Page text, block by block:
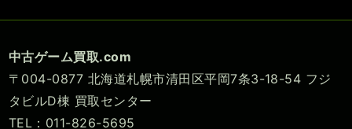
中古ゲーム買取.com
〒004-0877 北海道札幌市清田区平岡7条3-18-54 フジ
タビルD棟 買取センター
TEL：011-826-5695